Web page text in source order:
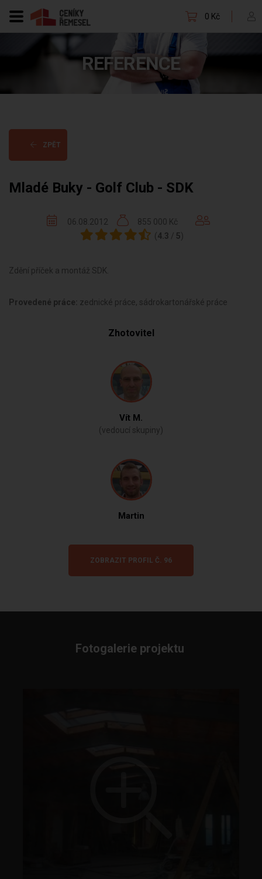
0 Kč
REFERENCE
ZPĚT
Mladé Buky - Golf Club - SDK
06.08.2012
855 000 Kč
( 4.3 / 5)
Zdění příček a montáž SDK.
Provedené práce: zednické práce, sádrokartonářské práce
Zhotovitel
Vít M.
(vedoucí skupiny)
Martin
ZOBRAZIT PROFIL Č. 96
Fotogalerie projektu